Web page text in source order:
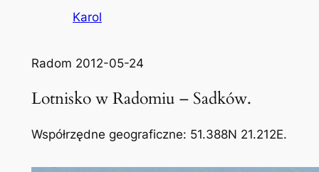
Karol
Radom 2012-05-24
Lotnisko w Radomiu – Sadków.
Współrzędne geograficzne: 51.388N 21.212E.